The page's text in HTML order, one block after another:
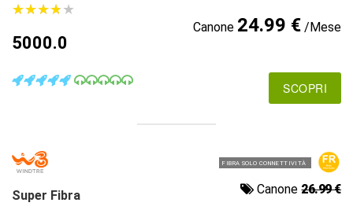
★★★★★
★★★★★
5000.0
Canone 24.99 €/Mese
SCOPRI
FIBRA SOLO CONNETTIVITÀ
Super Fibra Canone26.99 €